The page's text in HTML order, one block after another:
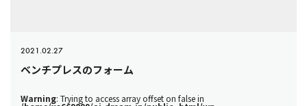
2021.02.27
ベンチプレスのフォーム
Warning: Trying to access array offset on false in